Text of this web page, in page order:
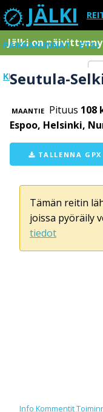
JÄLKI
PAIKKAKUNNAT ETSI
KIRJAUDU SISÄÄN
Jälki on
Seutula-
MAANTIE Pituus 108
Espoo, Helsinki,
TALLENNA GPX
Tämän reitin
joissa pyöräily
tiedot
Info Kommentit